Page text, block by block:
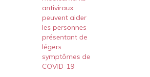
antiviraux
peuvent aider
les personnes
présentant de
légers
symptômes de
COVID-19